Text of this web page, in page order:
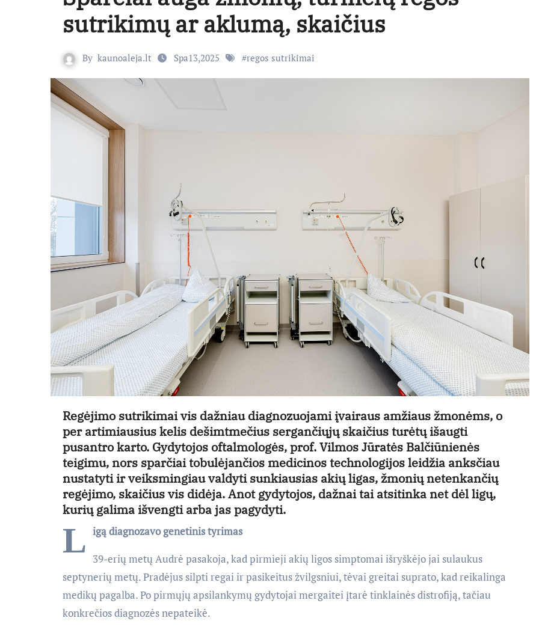
sutrikimų ar aklumą, skaičius
By kaunoaleja.lt Spa13,2025 #regos sutrikimai
Regėjimo sutrikimai vis dažniau diagnozuojami įvairaus amžiaus žmonėms, o
per artimiausius kelis dešimtmečius sergančiųjų skaičius turėtų išaugti
pusantro karto. Gydytojos oftalmologės, prof. Vilmos Jūratės Balčiūnienės
teigimu, nors sparčiai tobulėjančios medicinos technologijos leidžia anksčiau
nustatyti ir veiksmingiau valdyti sunkiausias akių ligas, žmonių netenkančių
regėjimo, skaičius vis didėja. Anot gydytojos, dažnai tai atsitinka net dėl ligų,
kurių galima išvengti arba jas pagydyti.
L igą diagnozavo genetinis tyrimas
39-erių metų Audrė pasakoja, kad pirmieji akių ligos simptomai išryškėjo jai sulaukus
septynerių metų. Pradėjus silpti regai ir pasikeitus žvilgsniui, tėvai greitai suprato, kad reikalinga
medikų pagalba. Po pirmųjų apsilankymų gydytojai mergaitei įtarė tinklainės distrofiją, tačiau
konkrečios diagnozės nepateikė.